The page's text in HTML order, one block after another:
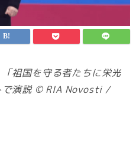
祖国を守る者たちに栄光
で演説 © RIA Novosti /